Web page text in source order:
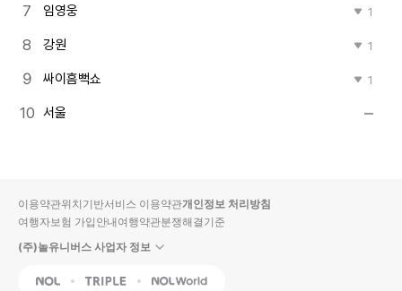
임영웅 1
강원 1
싸이흠뻑쇼 1
서울
이용약관위치기반서비스 이용약관개인정보 처리방침
여행자보험 가입안내여행약관분쟁해결기준
(주)놀유니버스 사업자 정보
NOL Triple Interpark Global